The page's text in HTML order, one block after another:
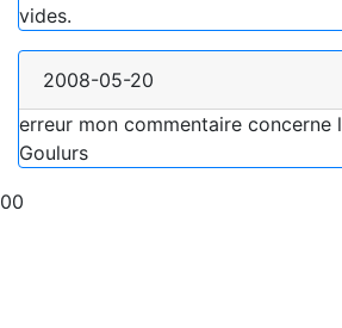
vides.
2008-05-20
erreur mon commentaire concerne
Goulurs
00